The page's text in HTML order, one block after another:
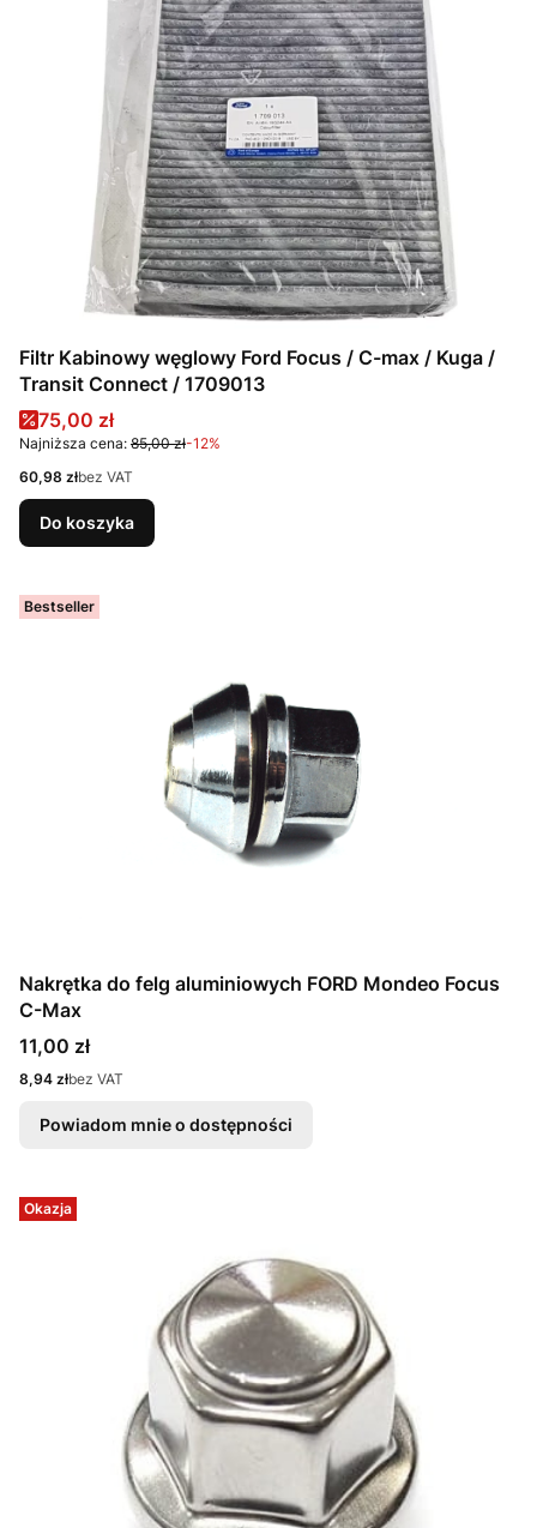
Filtr Kabinowy węglowy Ford Focus / C-max / Kuga /
Transit Connect / 1709013
Cena promocyjna
75,00 zł
Najniższa cena: 85,00 zł-12%
Cena
60,98 złbez VAT
Do koszyka
Bestseller
Nakrętka do felg aluminiowych FORD Mondeo Focus
C-Max
Cena
11,00 zł
Cena
8,94 złbez VAT
Powiadom mnie o dostępności
Okazja